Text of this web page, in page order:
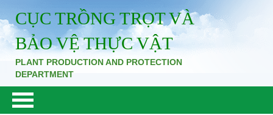
CỤC TRỒNG TRỌT VÀ
BẢO VỆ THỰC VẬT
PLANT PRODUCTION AND PROTECTION
DEPARTMENT